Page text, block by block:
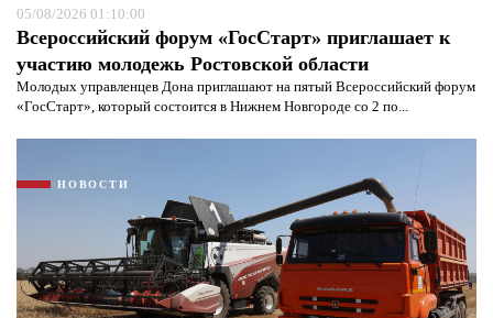
05/08/2026 01:10:00
Всероссийский форум «ГосСтарт» приглашает к
участию молодежь Ростовской области
Молодых управленцев Дона приглашают на пятый Всероссийский форум
«ГосСтарт», который состоится в Нижнем Новгороде со 2 по...
НОВОСТИ